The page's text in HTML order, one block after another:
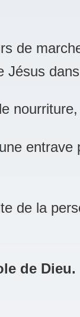
de
Jésus
entrave
de la
de Dieu.